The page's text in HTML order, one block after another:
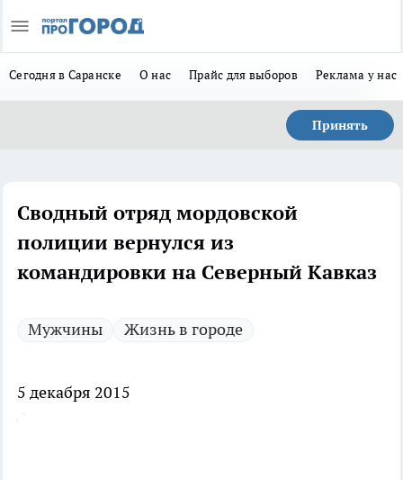
Сегодня в Саранске О нас Прайс для выборов Реклама у нас
Принять
Сводный отряд мордовской
полиции вернулся из
командировки на Северный Кавказ
Мужчины Жизнь в городе
5 декабря 2015